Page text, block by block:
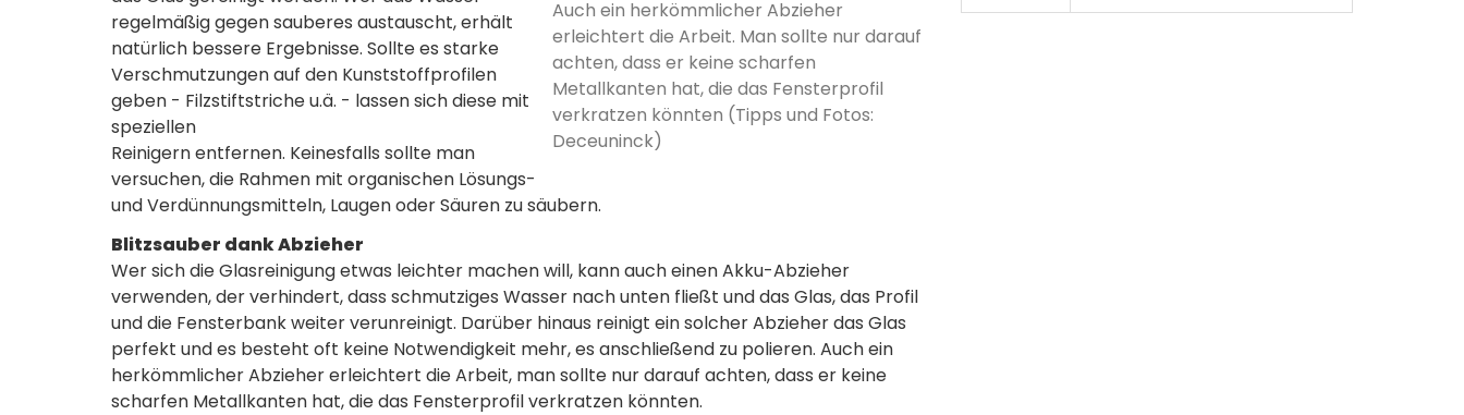
Auch ein herkömmlicher Abzieher
erleichtert die Arbeit. Man sollte nur darauf
achten, dass er keine scharfen
Metallkanten hat, die das Fensterprofil
verkratzen könnten (Tipps und Fotos:
Deceuninck)
regelmäßig gegen sauberes austauscht, erhält
natürlich bessere Ergebnisse. Sollte es starke
Verschmutzungen auf den Kunststoffprofilen
geben - Filzstiftstriche u.ä. - lassen sich diese mit
speziellen
Reinigern entfernen. Keinesfalls sollte man
versuchen, die Rahmen mit organischen Lösungs-
und Verdünnungsmitteln, Laugen oder Säuren zu säubern.
Blitzsauber dank Abzieher
Wer sich die Glasreinigung etwas leichter machen will, kann auch einen Akku-Abzieher
verwenden, der verhindert, dass schmutziges Wasser nach unten fließt und das Glas, das Profil
und die Fensterbank weiter verunreinigt. Darüber hinaus reinigt ein solcher Abzieher das Glas
perfekt und es besteht oft keine Notwendigkeit mehr, es anschließend zu polieren. Auch ein
herkömmlicher Abzieher erleichtert die Arbeit, man sollte nur darauf achten, dass er keine
scharfen Metallkanten hat, die das Fensterprofil verkratzen könnten.